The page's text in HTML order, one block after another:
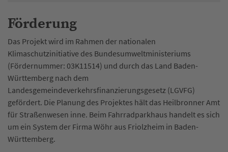
Förderung
Das Projekt wird im Rahmen der nationalen
Klimaschutzinitiative des Bundesumweltministeriums
(Fördernummer: 03K11514) und durch das Land Baden-
Württemberg nach dem
Landesgemeindeverkehrsfinanzierungsgesetz (LGVFG)
gefördert. Die Planung des Projektes hält das Heilbronner Amt
für Straßenwesen inne. Beim Fahrradparkhaus handelt es sich
um ein System der Firma Wöhr aus Friolzheim in Baden-
Württemberg.